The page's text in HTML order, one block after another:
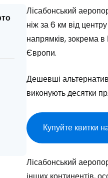
Лісабонський
ніж за 6 км від
напрямків, зокрема
Європи.
Дешевші
виконують десятки
Купуйте квитки
Лісабонський